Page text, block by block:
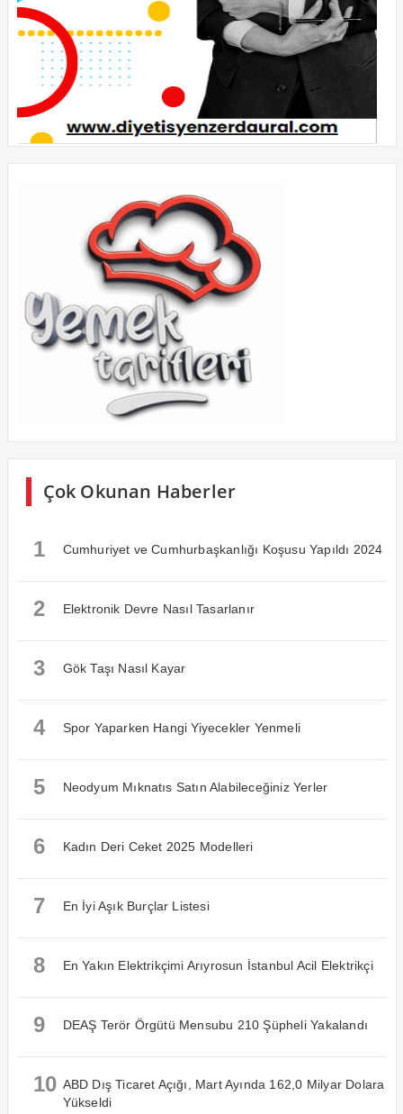
Çok Okunan Haberler
1 Cumhuriyet ve Cumhurbaşkanlığı Koşusu Yapıldı 2024
2 Elektronik Devre Nasıl Tasarlanır
3 Gök Taşı Nasıl Kayar
4 Spor Yaparken Hangi Yiyecekler Yenmeli
5 Neodyum Mıknatıs Satın Alabileceğiniz Yerler
6 Kadın Deri Ceket 2025 Modelleri
7 En İyi Aşık Burçlar Listesi
8 En Yakın Elektrikçimi Arıyrosun İstanbul Acil Elektrikçi
9 DEAŞ Terör Örgütü Mensubu 210 Şüpheli Yakalandı
10 ABD Dış Ticaret Açığı, Mart Ayında 162,0 Milyar Dolara
Yükseldi